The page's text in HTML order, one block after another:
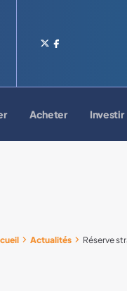
Acheter Investir
Actualités Réserve